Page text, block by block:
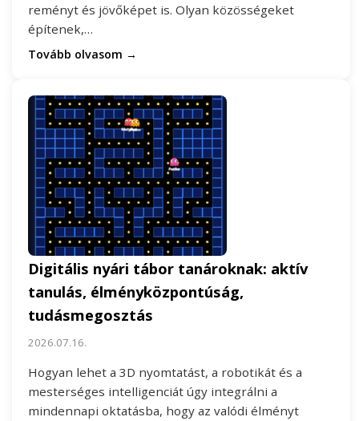
reményt és jövőképet is. Olyan közösségeket
építenek,…
Tovább olvasom →
Digitális nyári tábor tanároknak: aktív
tanulás, élményközpontúság,
tudásmegosztás
2026.07.16.
Hogyan lehet a 3D nyomtatást, a robotikát és a
mesterséges intelligenciát úgy integrálni a
mindennapi oktatásba, hogy az valódi élményt